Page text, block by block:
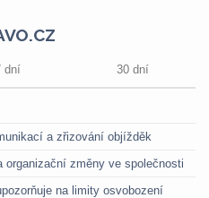
dní 30 dní
a zřizování objížděk
organizační změny ve společnosti
na limity osvobození